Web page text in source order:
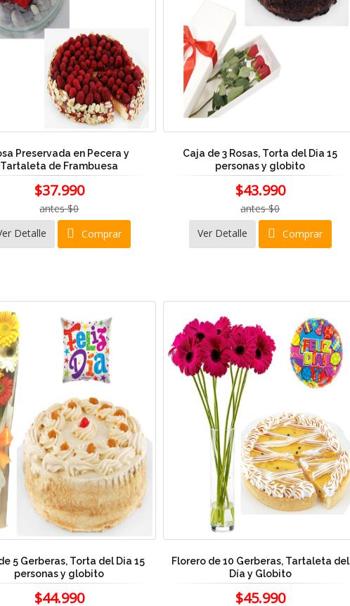
Preservada en Pecera y
Tartaleta de Frambuesa
$37.990
antes $0
Detalle
Comprar
Caja de 3 Rosas, Torta del Dia 15
personas y globito
$43.990
antes $0
Ver Detalle
Comprar
5 Gerberas, Torta del Dia 15
personas y globito
$44.990
Florero de 10 Gerberas, Tartaleta del
Día y Globito
$45.990